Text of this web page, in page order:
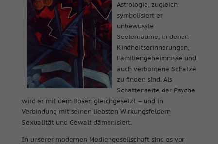
Astrologie, zugleich
symbolisiert er
unbewusste
Seelenräume, in denen
Kindheitserinnerungen,
Familiengeheimnisse und
auch verborgene Schätze
zu finden sind. Als
Schattenseite der Psyche
wird er mit dem Bösen gleichgesetzt – und in
Verbindung mit seinen liebsten Wirkungsfeldern
Sexualität und Gewalt dämonisiert.
In unserer modernen Mediengesellschaft sind es vor